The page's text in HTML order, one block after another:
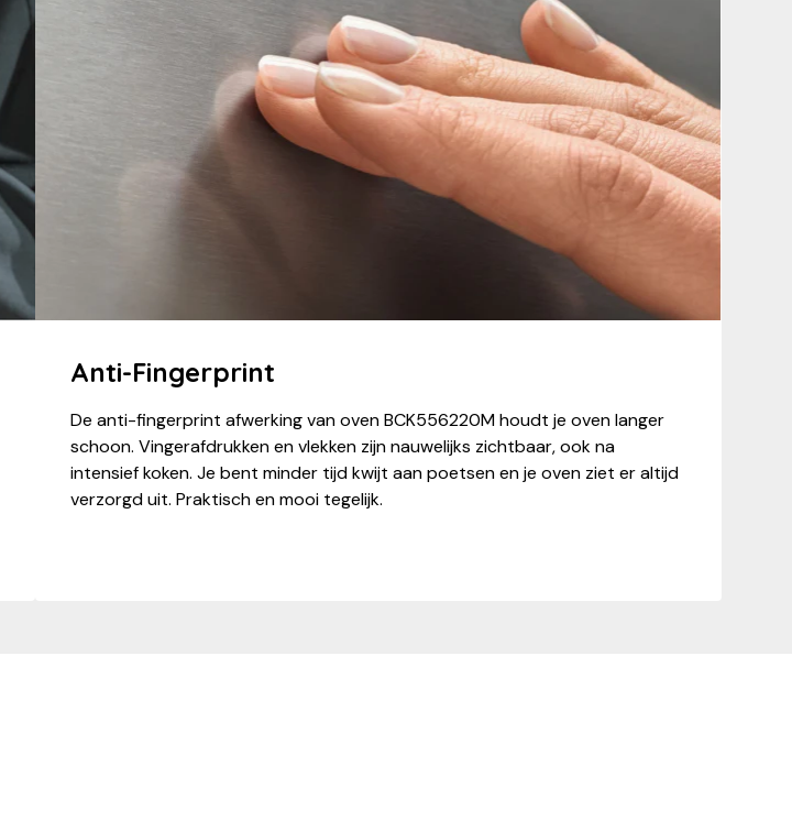
Anti-Fingerprint
De anti-fingerprint afwerking van oven BCK556220M houdt je oven langer
schoon. Vingerafdrukken en vlekken zijn nauwelijks zichtbaar, ook na
intensief koken. Je bent minder tijd kwijt aan poetsen en je oven ziet er altijd
verzorgd uit. Praktisch en mooi tegelijk.